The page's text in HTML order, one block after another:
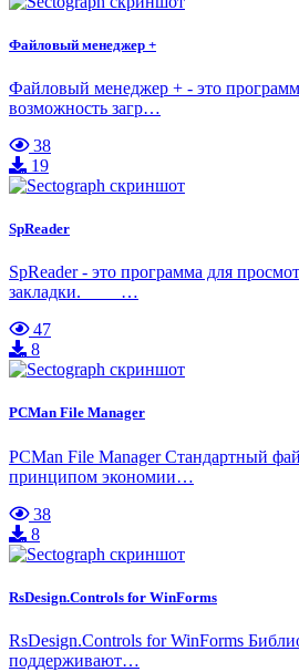
Файловый менеджер +
Файловый менеджер + - это
возможность загр…
38
19
SpReader
SpReader - это программа для
закладки. …
47
8
PCMan File Manager
PCMan File Manager Cтандартный
принципом экономии…
38
8
RsDesign.Controls for WinForms
RsDesign.Controls for WinForms
поддерживают…